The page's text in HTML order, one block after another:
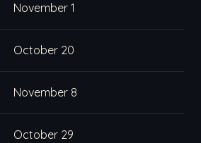
November 1
October 20
November 8
October 29